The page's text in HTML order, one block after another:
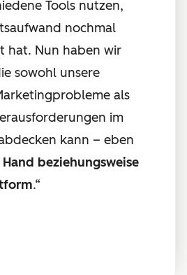
Tools nutzen,
nochmal
hat. Nun haben wir
sowohl unsere
als
im
kann – eben
beziehungsweise
.“